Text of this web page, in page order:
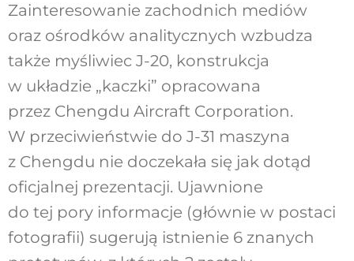
Zainteresowanie zachodnich mediów
oraz ośrodków analitycznych wzbudza
także myśliwiec J-20, konstrukcja
w układzie „kaczki” opracowana
przez Chengdu Aircraft Corporation.
W przeciwieństwie do J-31 maszyna
z Chengdu nie doczekała się jak dotąd
oficjalnej prezentacji. Ujawnione
do tej pory informacje (głównie w postaci
fotografii) sugerują istnienie 6 znanych